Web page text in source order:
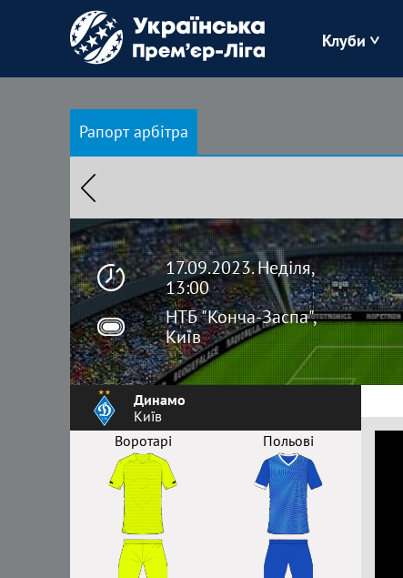
Клуби
Зоря
Полісся
Рапорт арбітра
17.09.2023. Неділя,
13:00
НТБ "Конча-Заспа",
Київ
Динамо
Київ
Воротарі
Польові